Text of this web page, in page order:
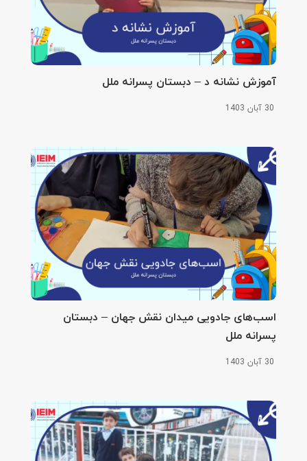
آموزش نشانه د – دبستان پسرانه ملل
30 آبان 1403
اسب‌های جادویی میدان نقش جهان – دبستان
پسرانه ملل
30 آبان 1403